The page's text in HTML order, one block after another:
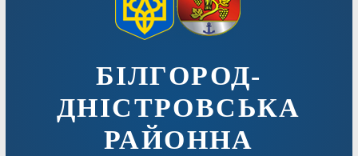
БІЛГОРОД-
ДНІСТРОВСЬКА
РАЙОННА